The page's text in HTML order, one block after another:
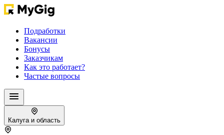
Подработки
Вакансии
Бонусы
Заказчикам
Как это работает?
Частые вопросы
Калуга и область